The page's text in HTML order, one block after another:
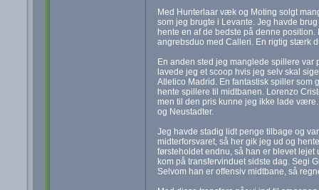
Med Hunterlaar væk og Moting solgt
som jeg brugte i Levante. Jeg havde
hente en af de bedste på denne
angrebsduo med Calleri. En rigtig stærk
En anden sted jeg manglede spillere
lavede jeg et scoop hvis jeg selv skal
Atletico Madrid. En fantastisk spiller
hente spillere til midtbanen. Lorenzo
men til den pris kunne jeg ikke lade
og Neustadter.
Jeg havde stadig lidt penge tilbage og
midterforsvaret, så her gik jeg ud og
førsteholdet endnu, så han er blevet
kom på transfervinduet sidste dag. Segi
Selvom han er offensiv midtbane, så